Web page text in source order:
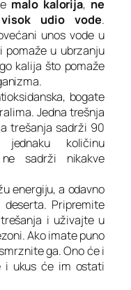
malo kalorija, ne
visok udio vode.
unos vode u
pomaže u ubrzanju
kalija što pomaže
bogate
Jedna trešnja
trešanja sadrži 90
količinu
sadrži nikakve
energiju, a odavno
Pripremite
i uživajte u
Ako imate puno
ga. Ono će i
i ukus će im ostati